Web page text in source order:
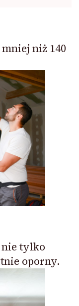
niż 140
tylko
oporny.